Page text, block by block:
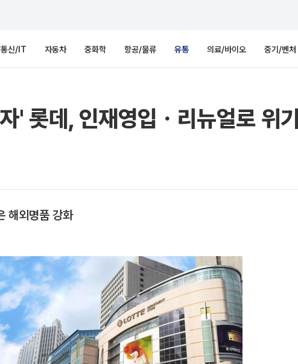
신/IT 자동차 중화학 항공/물류 유통 의료/바이오 중기/벤처
' 롯데, 인재영입ㆍ리뉴얼로 위
해외명품 강화